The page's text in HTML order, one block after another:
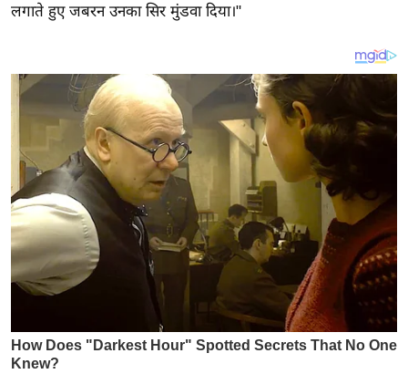
ज
ल
ट
I
P
L
2
0
6
क्रा
लगाते हुए जबरन उनका सिर मुंडवा दिया।"